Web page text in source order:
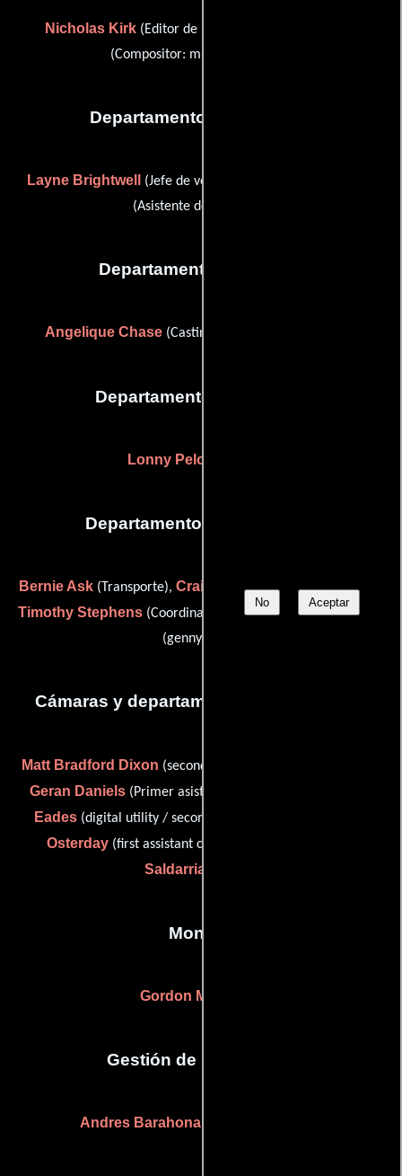
No Aceptar
Nicholas Kirk (Editor de música) y
(Compositor: música adicional)
Departamento de vestuario
Layne Brightwell (Jefe de vestuaristas) y
(Asistente de vestuario)
Departamento de reparto
Angelique Chase (Casting) y
Departamento de editorial
Lonny Pelot
Departamento de transporte
Bernie Ask (Transporte), Craig Michael Beck(Conductor),
Timothy Stephens (Coordinador de transporte) yNik Allen
(genny truck)
Cámaras y departamento de electricidad
Matt Bradford Dixon (second assistant camera: a camera),
Geran Daniels (Primer asistente de cámara),
Eades (digital utility / second assistant camera),
Osterday (first assistant camera: a camera) y
Saldarriaga
Montaje
Gordon McClellan
Gestión de producción
Andres Barahona(Jefe de producción)